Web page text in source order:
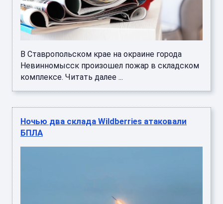
В Ставропольском крае на окраине города
Невинномысск произошел пожар в складском
комплексе. Читать далее ...
Ночью два склада Wildberries атаковали
БПЛА